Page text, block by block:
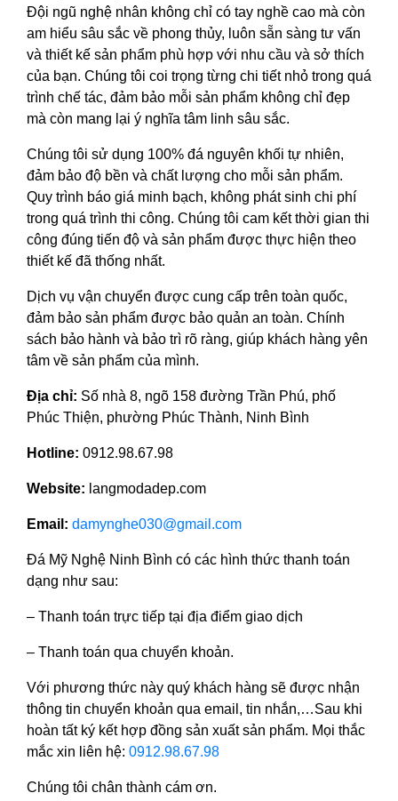
Đội ngũ nghệ nhân không chỉ có tay nghề cao mà còn
am hiểu sâu sắc về phong thủy, luôn sẵn sàng tư vấn
và thiết kế sản phẩm phù hợp với nhu cầu và sở thích
của bạn. Chúng tôi coi trọng từng chi tiết nhỏ trong quá
trình chế tác, đảm bảo mỗi sản phẩm không chỉ đẹp
mà còn mang lại ý nghĩa tâm linh sâu sắc.
Chúng tôi sử dụng 100% đá nguyên khối tự nhiên,
đảm bảo độ bền và chất lượng cho mỗi sản phẩm.
Quy trình báo giá minh bạch, không phát sinh chi phí
trong quá trình thi công. Chúng tôi cam kết thời gian thi
công đúng tiến độ và sản phẩm được thực hiện theo
thiết kế đã thống nhất.
Dịch vụ vận chuyển được cung cấp trên toàn quốc,
đảm bảo sản phẩm được bảo quản an toàn. Chính
sách bảo hành và bảo trì rõ ràng, giúp khách hàng yên
tâm về sản phẩm của mình.
Địa chỉ: Số nhà 8, ngõ 158 đường Trần Phú, phố
Phúc Thiện, phường Phúc Thành, Ninh Bình
Hotline: 0912.98.67.98
Website: langmodadep.com
Email: damynghe030@gmail.com
Đá Mỹ Nghệ Ninh Bình có các hình thức thanh toán
dạng như sau:
– Thanh toán trực tiếp tại địa điểm giao dịch
– Thanh toán qua chuyển khoản.
Với phương thức này quý khách hàng sẽ được nhận
thông tin chuyển khoản qua email, tin nhắn,…Sau khi
hoàn tất ký kết hợp đồng sản xuất sản phẩm. Mọi thắc
mắc xin liên hệ: 0912.98.67.98
Chúng tôi chân thành cám ơn.